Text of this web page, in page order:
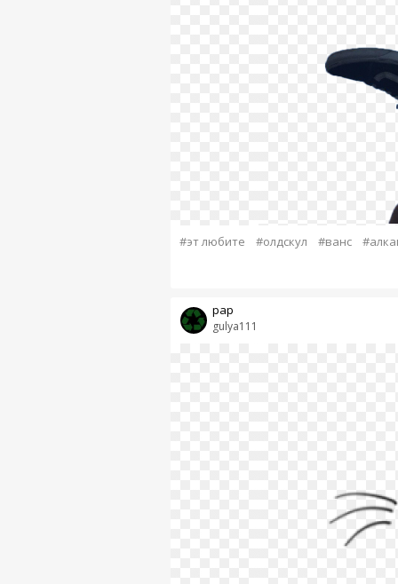
#эт любите #олдскул #ванс
gulya111
рар